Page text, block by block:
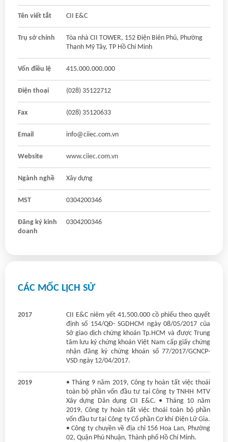
Tên viết tắt CII E&C
Trụ sở chính
Tòa nhà CII TOWER, 152 Điện Biên Phủ, Phường
Thạnh Mỹ Tây, TP Hồ Chí Minh
Vốn điều lệ 415.000.000.000
Điện thoại (028) 35122712
Fax (028) 35120633
Email info@ciiec.com.vn
Website www.ciiec.com.vn
Ngành nghề Xây dựng
MST 0304200346
Đăng ký kinh
doanh
0304200346
CÁC MỐC LỊCH SỬ
2017
CII E&C niêm yết 41.500.000 cồ phiếu theo quyết
định số 154/QĐ- SGDHCM ngày 08/05/2017 của
Sở giao dịch chứng khoán Tp.HCM và được Trung
tâm lưu ký chứng khoán Việt Nam cấp giấy chứng
nhận đăng ký chứng khoán số 77/2017/GCNCP-
VSD ngày 12/04/2017.
2019
• Tháng 9 năm 2019, Công ty hoàn tất việc thoái
toàn bộ phần vốn đầu tư tại Công ty TNHH MTV
Xây dựng Dân dụng CII E&C. • Tháng 10 năm
2019, Công ty hoàn tất việc thoái toàn bộ phần
vốn đầu tư tại Công ty Cổ phần Cơ khí Điện Lữ Gia.
• Công ty chuyền về địa chỉ 156 Hoa Lan, Phường
02, Quận Phú Nhuận, Thành phố Hồ Chí Minh.